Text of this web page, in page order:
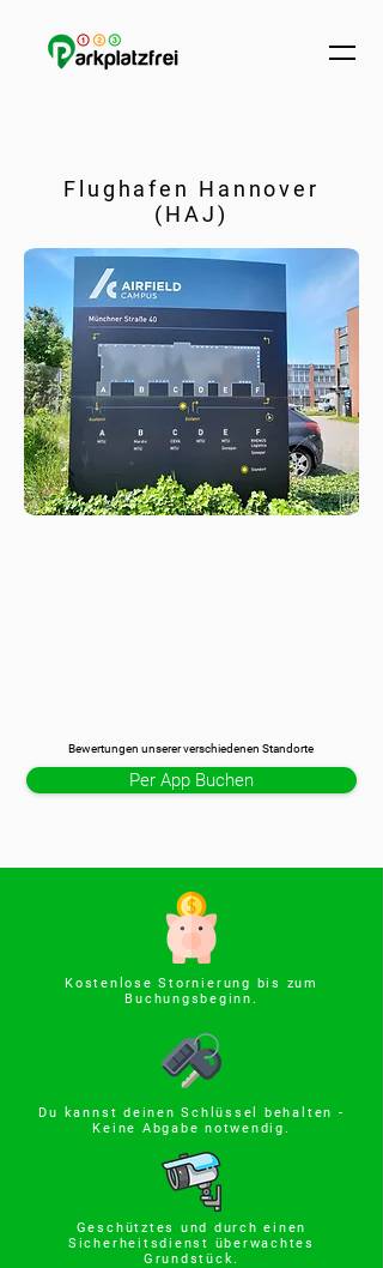
Flughafen Hannover
(HAJ)
Bewertungen unserer verschiedenen Standorte
Per App Buchen
Kostenlose Stornierung bis zum
Buchungsbeginn.
Du kannst deinen Schlüssel behalten -
Keine Abgabe notwendig.
Geschütztes und durch einen
Sicherheitsdienst überwachtes
Grundstück.